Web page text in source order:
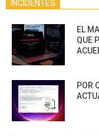
INCIDENTES
EL
QUE
POR